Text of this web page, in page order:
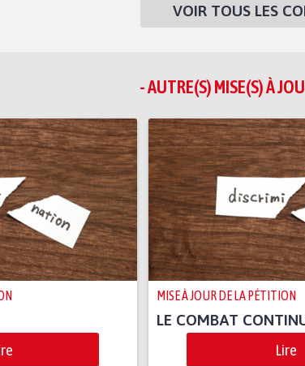
VOIR TOUS LES
- AUTRE(S) MISE(S) À
MISE À JOUR DE LA PÉTITION
LE COMBAT
Lire